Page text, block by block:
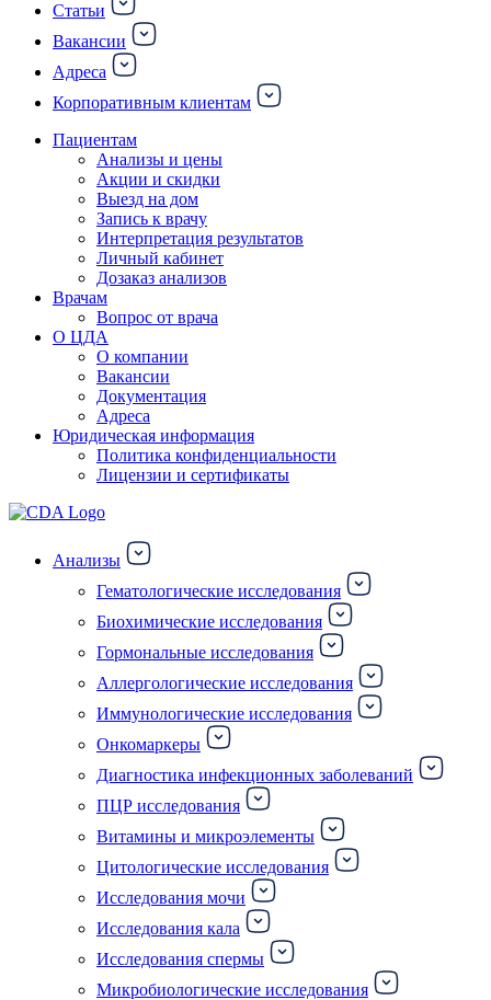
Статьи
Вакансии
Адреса
Корпоративным клиентам
Пациентам
Анализы и цены
Акции и скидки
Выезд на дом
Запись к врачу
Интерпретация результатов
Личный кабинет
Дозаказ анализов
Врачам
Вопрос от врача
О ЦДА
О компании
Вакансии
Документация
Адреса
Юридическая информация
Политика конфиденциальности
Лицензии и сертификаты
Анализы
Гематологические исследования
Биохимические исследования
Гормональные исследования
Аллергологические исследования
Иммунологические исследования
Онкомаркеры
Диагностика инфекционных заболеваний
ПЦР исследования
Витамины и микроэлементы
Цитологические исследования
Исследования мочи
Исследования кала
Исследования спермы
Микробиологические исследования